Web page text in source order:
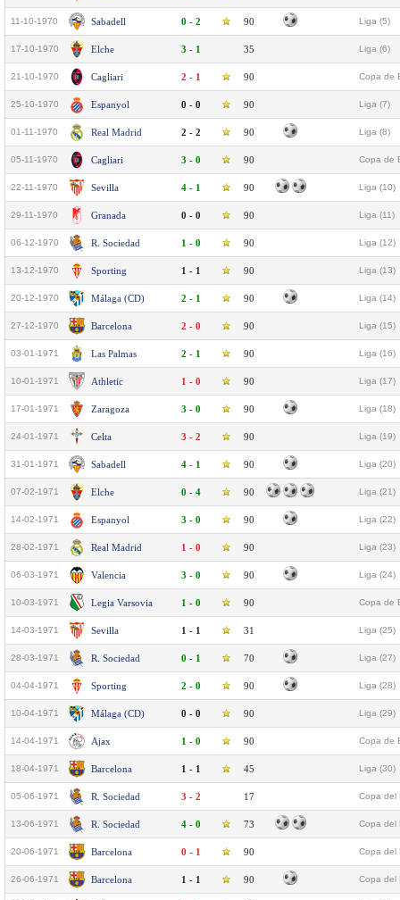
11-10-1970 Sabadell 0 - 2 90 Liga (5)
17-10-1970 Elche 3 - 1 35 Liga (6)
21-10-1970 Cagliari 2 - 1 90 Copa de
25-10-1970 Espanyol 0 - 0 90 Liga (7)
01-11-1970 Real Madrid 2 - 2 90 Liga (8)
05-11-1970 Cagliari 3 - 0 90 Copa de
22-11-1970 Sevilla 4 - 1 90 Liga (10)
29-11-1970 Granada 0 - 0 90 Liga (11)
06-12-1970 R. Sociedad 1 - 0 90 Liga (12)
13-12-1970 Sporting 1 - 1 90 Liga (13)
20-12-1970 Málaga (CD) 2 - 1 90 Liga (14)
27-12-1970 Barcelona 2 - 0 90 Liga (15)
03-01-1971 Las Palmas 2 - 1 90 Liga (16)
10-01-1971 Athletic 1 - 0 90 Liga (17)
17-01-1971 Zaragoza 3 - 0 90 Liga (18)
24-01-1971 Celta 3 - 2 90 Liga (19)
31-01-1971 Sabadell 4 - 1 90 Liga (20)
07-02-1971 Elche 0 - 4 90 Liga (21)
14-02-1971 Espanyol 3 - 0 90 Liga (22)
28-02-1971 Real Madrid 1 - 0 90 Liga (23)
06-03-1971 Valencia 3 - 0 90 Liga (24)
10-03-1971 Legia Varsovia 1 - 0 90 Copa de
14-03-1971 Sevilla 1 - 1 31 Liga (25)
28-03-1971 R. Sociedad 0 - 1 70 Liga (27)
04-04-1971 Sporting 2 - 0 90 Liga (28)
10-04-1971 Málaga (CD) 0 - 0 90 Liga (29)
14-04-1971 Ajax 1 - 0 90 Copa de
18-04-1971 Barcelona 1 - 1 45 Liga (30)
05-06-1971 R. Sociedad 3 - 2 17 Copa del
13-06-1971 R. Sociedad 4 - 0 73 Copa del
20-06-1971 Barcelona 0 - 1 90 Copa del
26-06-1971 Barcelona 1 - 1 90 Copa del